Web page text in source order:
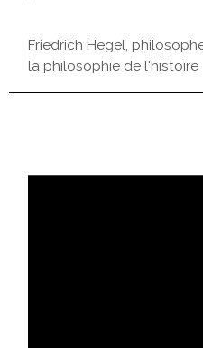
Friedrich Hegel,
la philosophie de l'histoire